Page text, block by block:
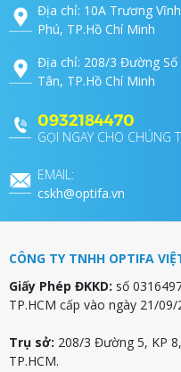
Địa chỉ: 10A Trương
Phú, TP.Hồ Chí Minh
Địa chỉ: 208/3 Đường Số
Tân, TP.Hồ Chí Minh
0932184470
GỌI NGAY CHO CHÚNG
EMAIL:
cskh@optifa.vn
CÔNG TY TNHH OPTIFA
Giấy Phép ĐKKD: số
TP.HCM cấp vào ngày 21/09/
Trụ sở: 208/3 Đường 5, KP
TP.HCM.